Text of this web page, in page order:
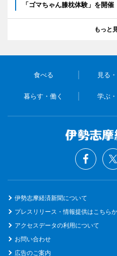
「ゴマちゃん膝枕体験」を開催
もっと
食べる 見る
暮らす・働く 学ぶ
伊勢志摩経済新聞について
プレスリリース・情報提供はこちら
アクセスデータの利用について
お問い合わせ
広告のご案内